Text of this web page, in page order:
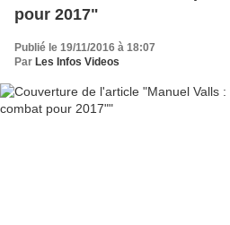
pour 2017"
Publié le 19/11/2016 à 18:07
Par Les Infos Videos